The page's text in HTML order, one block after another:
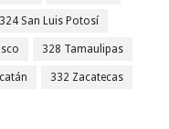
324 San Luis Potosí
328 Tamaulipas
332 Zacatecas